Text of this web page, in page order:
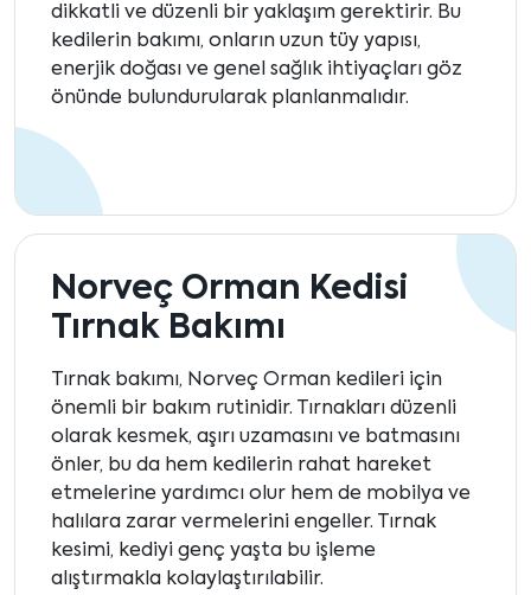
dikkatli ve düzenli bir yaklaşım gerektirir. Bu
kedilerin bakımı, onların uzun tüy yapısı,
enerjik doğası ve genel sağlık ihtiyaçları göz
önünde bulundurularak planlanmalıdır.
Norveç Orman Kedisi
Tırnak Bakımı
Tırnak bakımı, Norveç Orman kedileri için
önemli bir bakım rutinidir. Tırnakları düzenli
olarak kesmek, aşırı uzamasını ve batmasını
önler, bu da hem kedilerin rahat hareket
etmelerine yardımcı olur hem de mobilya ve
halılara zarar vermelerini engeller. Tırnak
kesimi, kediyi genç yaşta bu işleme
alıştırmakla kolaylaştırılabilir.